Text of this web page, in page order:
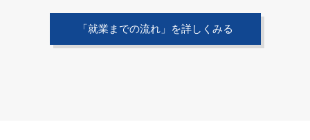
「就業までの流れ」を詳しくみる